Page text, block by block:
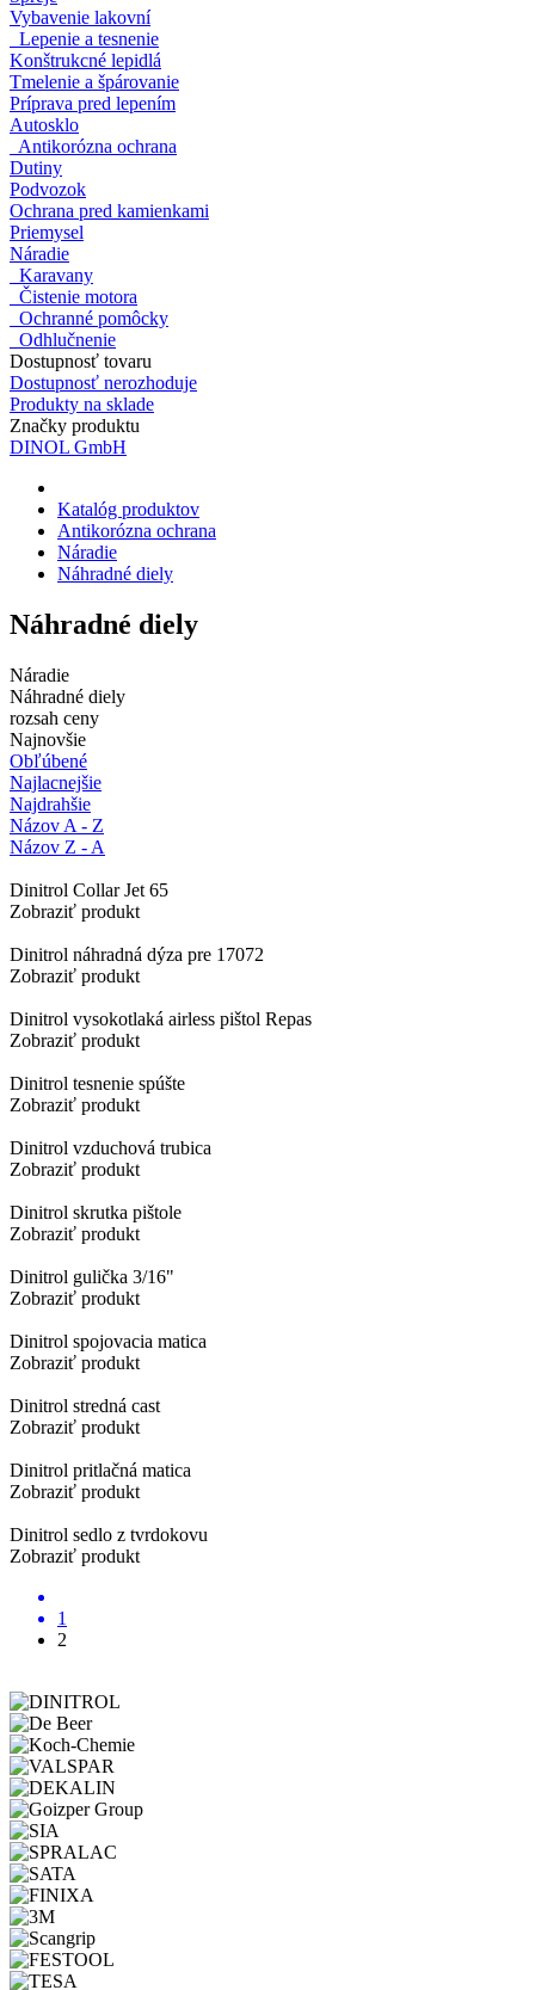
Vybavenie lakovní
Lepenie a tesnenie
Konštrukcné lepidlá
Tmelenie a špárovanie
Príprava pred lepením
Autosklo
Antikorózna ochrana
Dutiny
Podvozok
Ochrana pred kamienkami
Priemysel
Náradie
Karavany
Čistenie motora
Ochranné pomôcky
Odhlučnenie
Dostupnosť tovaru
Dostupnosť nerozhoduje
Produkty na sklade
Značky produktu
DINOL GmbH
Katalóg produktov
Antikorózna ochrana
Náradie
Náhradné diely
Náhradné diely
Náradie
Náhradné diely
rozsah ceny
Najnovšie
Obľúbené
Najlacnejšie
Najdrahšie
Názov A - Z
Názov Z - A
Dinitrol Collar Jet 65
Zobraziť produkt
Dinitrol náhradná dýza pre 17072
Zobraziť produkt
Dinitrol vysokotlaká airless pištol Repas
Zobraziť produkt
Dinitrol tesnenie spúšte
Zobraziť produkt
Dinitrol vzduchová trubica
Zobraziť produkt
Dinitrol skrutka pištole
Zobraziť produkt
Dinitrol gulička 3/16"
Zobraziť produkt
Dinitrol spojovacia matica
Zobraziť produkt
Dinitrol stredná cast
Zobraziť produkt
Dinitrol pritlačná matica
Zobraziť produkt
Dinitrol sedlo z tvrdokovu
Zobraziť produkt
1
2